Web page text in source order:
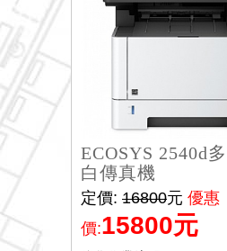
ECOSYS 2540d
白傳真機
定價: 16800元 優惠
價:15800元